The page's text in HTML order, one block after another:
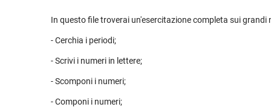
In questo file troverai un'esercitazione completa sui grandi
- Cerchia i periodi;
- Scrivi i numeri in lettere;
- Scomponi i numeri;
- Componi i numeri;